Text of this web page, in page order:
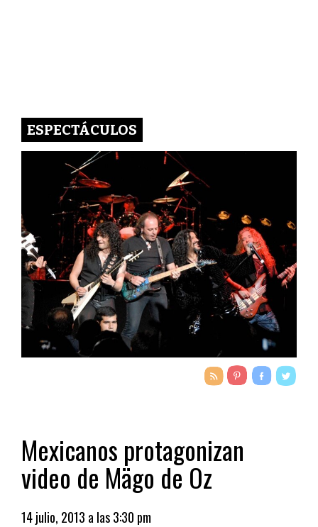
ESPECTÁCULOS
Mexicanos protagonizan
video de Mägo de Oz
14 julio, 2013 a las 3:30 pm